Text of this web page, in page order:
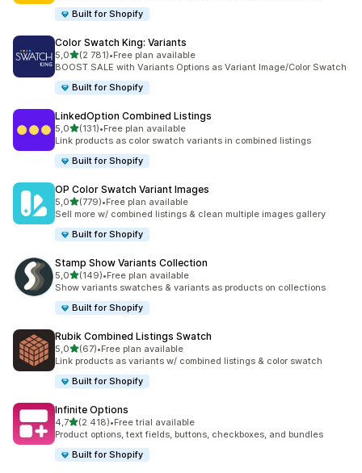
Built for Shopify
Color Swatch King: Variants
5,0/ 5 tähteä
(2 781)
2781 arvostelua yhteensä
•Free plan available
BOOST SALE with Variants Options as Variant Image/Color Swatch
Built for Shopify
LinkedOption Combined Listings
5,0/ 5 tähteä
(131)
131 arvostelua yhteensä
•Free plan available
Link products as color swatch variants in combined listings
Built for Shopify
OP Color Swatch Variant Images
5,0/ 5 tähteä
(779)
779 arvostelua yhteensä
•Free plan available
Sell more w/ combined listings & clean multiple images gallery
Built for Shopify
Stamp Show Variants Collection
5,0/ 5 tähteä
(149)
149 arvostelua yhteensä
•Free plan available
Show variants swatches & variants as products on collections
Built for Shopify
Rubik Combined Listings Swatch
5,0/ 5 tähteä
(67)
67 arvostelua yhteensä
•Free plan available
Link products as variants w/ combined listings & color swatch
Built for Shopify
Infinite Options
4,7/ 5 tähteä
(2 418)
2418 arvostelua yhteensä
•Free trial available
Product options, text fields, buttons, checkboxes, and bundles
Built for Shopify